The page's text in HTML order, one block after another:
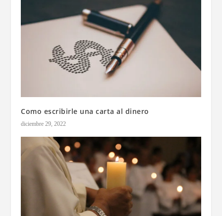
Como escribirle una carta al dinero
diciembre 29, 2022